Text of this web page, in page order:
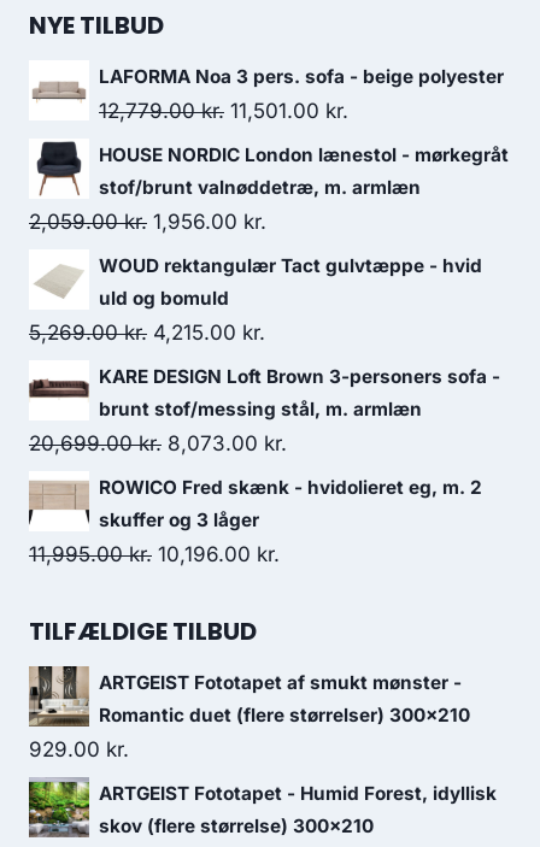
NYE TILBUD
LAFORMA Noa 3 pers. sofa - beige polyester
12,779.00kr. 11,501.00 kr.
HOUSE NORDIC London lænestol - mørkegråt
stof/brunt valnøddetræ, m. armlæn
2,059.00kr. 1,956.00 kr.
WOUD rektangulær Tact gulvtæppe - hvid
uld og bomuld
5,269.00kr. 4,215.00 kr.
KARE DESIGN Loft Brown 3-personers sofa -
brunt stof/messing stål, m. armlæn
20,699.00kr. 8,073.00 kr.
ROWICO Fred skænk - hvidolieret eg, m. 2
skuffer og 3 låger
11,995.00kr. 10,196.00 kr.
TILFÆLDIGE TILBUD
ARTGEIST Fototapet af smukt mønster -
Romantic duet (flere størrelser) 300x210
929.00 kr.
ARTGEIST Fototapet - Humid Forest, idyllisk
skov (flere størrelse) 300x210